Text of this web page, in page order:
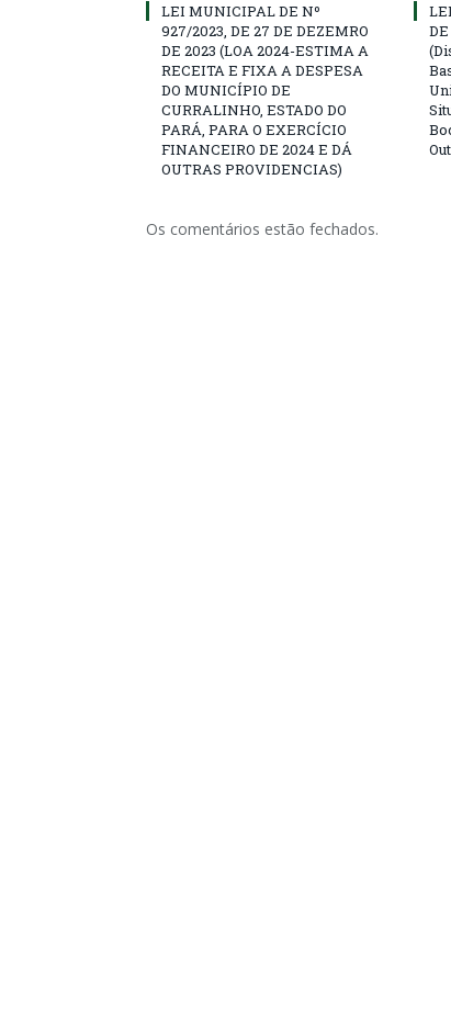
LEI MUNICIPAL DE Nº
927/2023, DE 27 DE DEZEMRO
DE 2023 (LOA 2024-ESTIMA A
RECEITA E FIXA A DESPESA
DO MUNICÍPIO DE
CURRALINHO, ESTADO DO
PARÁ, PARA O EXERCÍCIO
FINANCEIRO DE 2024 E DÁ
OUTRAS PROVIDENCIAS)
Os comentários estão fechados.